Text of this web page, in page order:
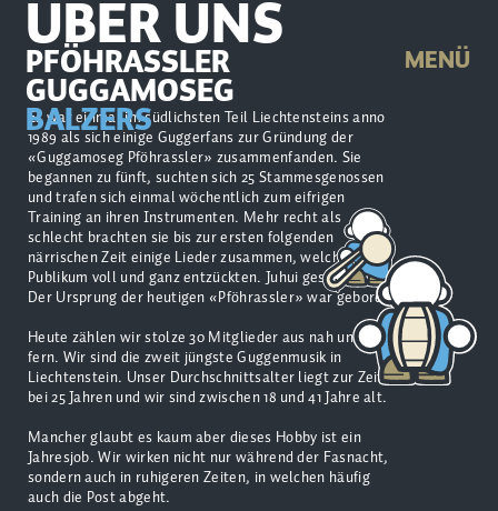
PFÖHRASSLER
GUGGAMOSEG
BALZERS
MENÜ
ÜBER UNS
Es war einmal im südlichsten Teil Liechtensteins anno
1989 als sich einige Guggerfans zur Gründung der
«Guggamoseg Pföhrassler» zusammenfanden. Sie
begannen zu fünft, suchten sich 25 Stammesgenossen
und trafen sich einmal wöchentlich zum eifrigen
Training an ihren Instrumenten. Mehr recht als
schlecht brachten sie bis zur ersten folgenden
närrischen Zeit einige Lieder zusammen, welche das
Publikum voll und ganz entzückten. Juhui geschafft!
Der Ursprung der heutigen «Pföhrassler» war geboren!
Heute zählen wir stolze 30 Mitglieder aus nah und
fern. Wir sind die zweit jüngste Guggenmusik in
Liechtenstein. Unser Durchschnittsalter liegt zur Zeit
bei 25 Jahren und wir sind zwischen 18 und 41 Jahre alt.
Mancher glaubt es kaum aber dieses Hobby ist ein
Jahresjob. Wir wirken nicht nur während der Fasnacht,
sondern auch in ruhigeren Zeiten, in welchen häufig
auch die Post abgeht.